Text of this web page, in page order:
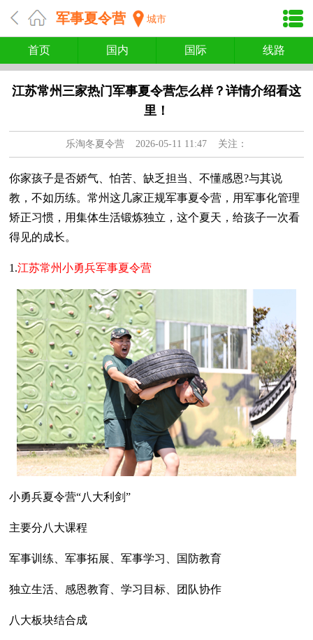
军事夏令营 城市
首页 国内 国际 线路
江苏常州三家热门军事夏令营怎么样？详情介绍看这
里！
乐淘冬夏令营2026-05-11 11:47 关注：
你家孩子是否娇气、怕苦、缺乏担当、不懂感恩?与其说
教，不如历练。常州这几家正规军事夏令营，用军事化管理
矫正习惯，用集体生活锻炼独立，这个夏天，给孩子一次看
得见的成长。
1.江苏常州小勇兵军事夏令营
小勇兵夏令营“八大利剑”
主要分八大课程
军事训练、军事拓展、军事学习、国防教育
独立生活、感恩教育、学习目标、团队协作
八大板块结合成